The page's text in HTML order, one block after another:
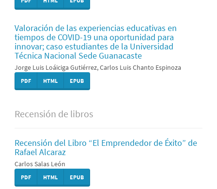
Valoración de las experiencias educativas en
tiempos de COVID-19 una oportunidad para
innovar; caso estudiantes de la Universidad
Técnica Nacional Sede Guanacaste
Jorge Luis Loáiciga Gutiérrez, Carlos Luis Chanto Espinoza
PDF HTML EPUB
Recensión de libros
Recensión del Libro “El Emprendedor de Éxito” de
Rafael Alcaraz
Carlos Salas León
PDF HTML EPUB